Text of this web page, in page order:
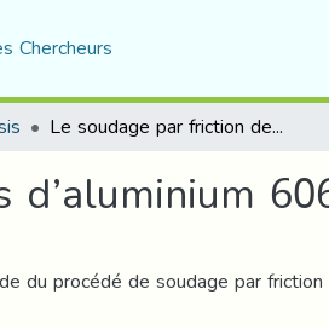
Chercheurs
Le soudage par friction des alliages d’aluminium 6063
du procédé de soudage par